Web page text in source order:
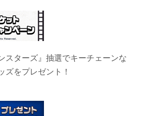
スターズ』抽選でキーチェーンな
ズをプレゼント！